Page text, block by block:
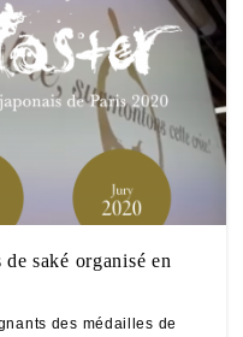
saké organisé en
des médailles de